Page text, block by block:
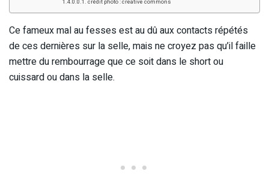
crédit photo : creative commons
Ce fameux mal au fesses est au dû aux contacts répétés
de ces dernières sur la selle, mais ne croyez pas qu’il faille
mettre du rembourrage que ce soit dans le short ou
cuissard ou dans la selle.